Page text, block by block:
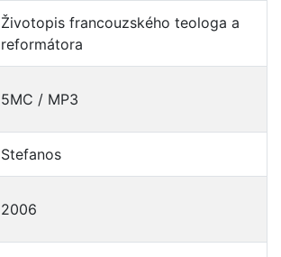
Životopis francouzského teologa a
reformátora
5MC / MP3
Stefanos
2006